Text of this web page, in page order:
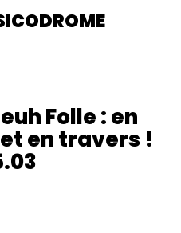
Folle : en
en travers !